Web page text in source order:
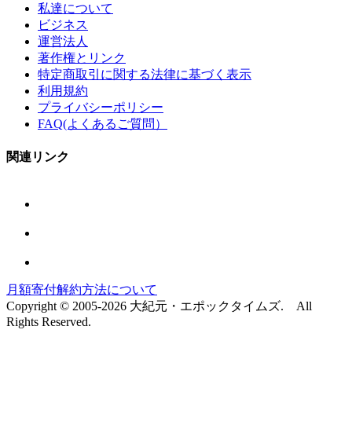
私達について
ビジネス
運営法人
著作権とリンク
特定商取引に関する法律に基づく表示
利用規約
プライバシーポリシー
FAQ(よくあるご質問）
関連リンク
月額寄付解約方法について
Copyright © 2005-2026 大紀元・エポックタイムズ. All
Rights Reserved.